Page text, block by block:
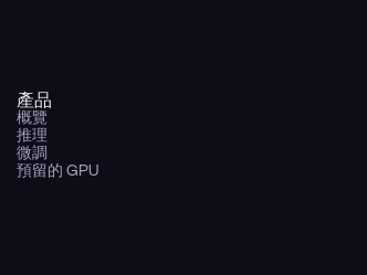
產品
概覽
推理
微調
預留的 GPU